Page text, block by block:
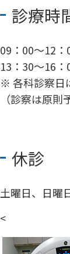
診療時
09：00～12：
13：30～16：
※ 各科診察日
（診察は原則
休診
土曜日、日曜
<